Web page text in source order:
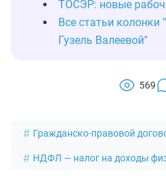
ТОСЭР: новые
Все статьи
Гузель Валеевой"
569
Гражданско-правовой
НДФЛ — налог на доходы